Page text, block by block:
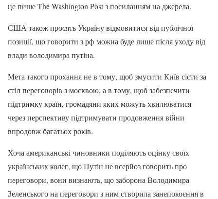
це пише The Washington Post з посиланням на джерела.
США також просять Україну відмовитися від публічної
позиції, що говорити з рф можна буде лише після уходу від
влади володимира путіна.
Мета такого прохання не в тому, щоб змусити Київ сісти за
стіл переговорів з москвою, а в тому, щоб забезпечити
підтримку країн, громадяни яких можуть хвилюватися
через перспективу підтримувати продовження війни
впродовж багатьох років.
Хоча американські чиновники поділяють оцінку своїх
українських колег, що Путін не всерйоз говорить про
переговори, вони визнають, що заборона Володимира
Зеленського на переговори з ним створила занепокоєння в